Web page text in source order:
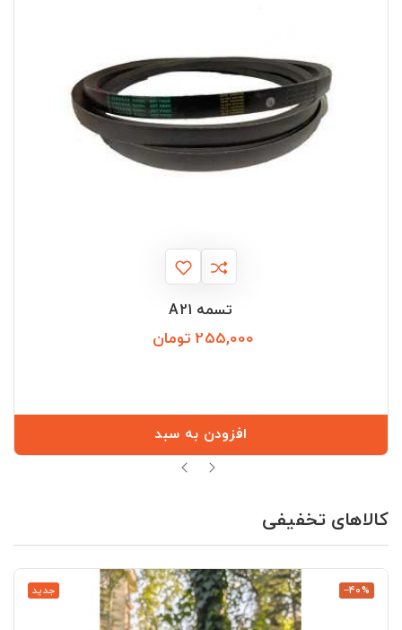
تسمه A21
255,000 تومان
افزودن به سبد
کالاهای تخفیفی
جدید ‎−40%